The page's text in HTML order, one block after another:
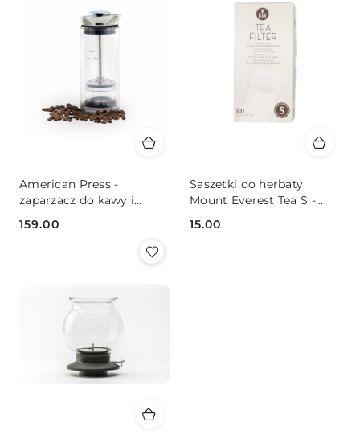
American Press -
zaparzacz do kawy i
Cena:
159.00
Saszetki do herbaty
Mount Everest Tea S -
Cena:
15.00